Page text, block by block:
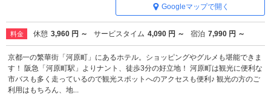
Googleマップで開く
料金 休憩 3,960 円 ～ サービスタイム 4,090 円 ～ 宿泊 7,990 円 ～
京都一の繁華街「河原町」にあるホテル。ショッピングやグルメも堪能できま
す！ 阪急「河原町駅」よりナント、徒歩3分の好立地！ 河原町は観光に便利な
市バスも多く走っているので観光スポットへのアクセスも便利♪ 観光の方のご
利用はもちろん、地...